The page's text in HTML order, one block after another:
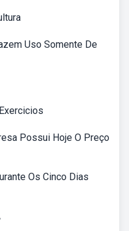
Uso Somente De
Possui Hoje O Preço
Os Cinco Dias